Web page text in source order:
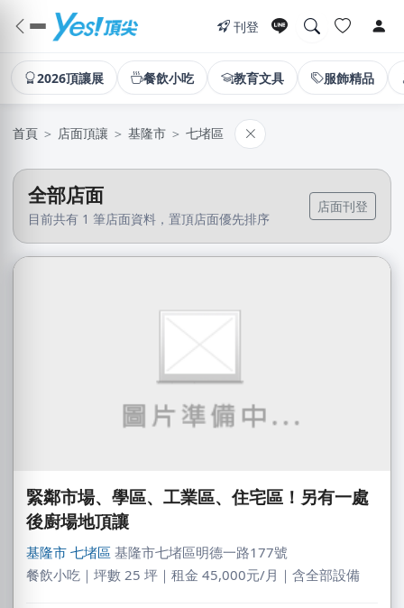
刊登
2026頂讓展 餐飲小吃 教育文具 服飾精品
首頁 ＞ 店面頂讓 ＞ 基隆市 ＞ 七堵區
全部店面
目前共有 1 筆店面資料，置頂店面優先排序
店面刊登
緊鄰市場、學區、工業區、住宅區！另有一處
後廚場地頂讓
基隆市 七堵區 基隆市七堵區明德一路177號
餐飲小吃｜坪數 25 坪｜租金 45,000元/月｜含全部設備